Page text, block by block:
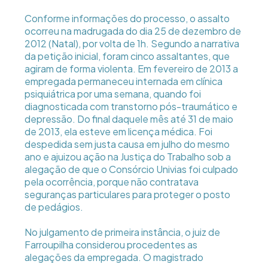
Conforme informações do processo, o assalto
ocorreu na madrugada do dia 25 de dezembro de
2012 (Natal), por volta de 1h. Segundo a narrativa
da petição inicial, foram cinco assaltantes, que
agiram de forma violenta. Em fevereiro de 2013 a
empregada permaneceu internada em clínica
psiquiátrica por uma semana, quando foi
diagnosticada com transtorno pós-traumático e
depressão. Do final daquele mês até 31 de maio
de 2013, ela esteve em licença médica. Foi
despedida sem justa causa em julho do mesmo
ano e ajuizou ação na Justiça do Trabalho sob a
alegação de que o Consórcio Univias foi culpado
pela ocorrência, porque não contratava
seguranças particulares para proteger o posto
de pedágios.
No julgamento de primeira instância, o juiz de
Farroupilha considerou procedentes as
alegações da empregada. O magistrado